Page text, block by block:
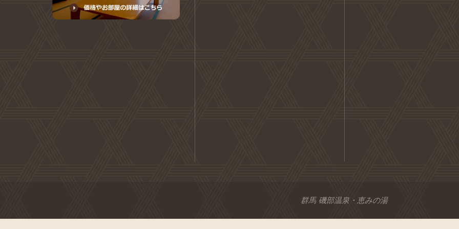
群馬 磯部温泉・恵みの湯